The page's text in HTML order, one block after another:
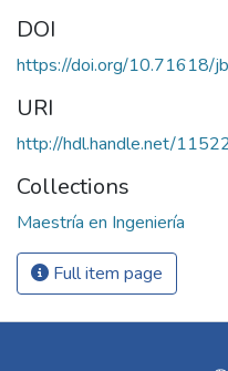
DOI
https://doi.org/10.71618/
URI
http://hdl.handle.net/
Collections
Maestría en Ingeniería
Full item page